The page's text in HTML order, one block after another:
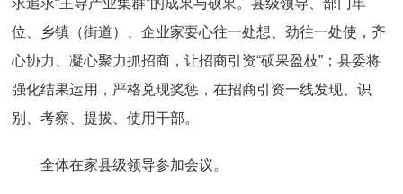
求追求“主导产业集群”的成果与硕果。县级领导、部门单
位、乡镇（街道）、企业家要心往一处想、劲往一处使，齐
心协力、凝心聚力抓招商，让招商引资“硕果盈枝”；县委将
强化结果运用，严格兑现奖惩，在招商引资一线发现、识
别、考察、提拔、使用干部。
全体在家县级领导参加会议。